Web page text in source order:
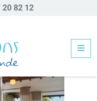
20 82 12
& Spa